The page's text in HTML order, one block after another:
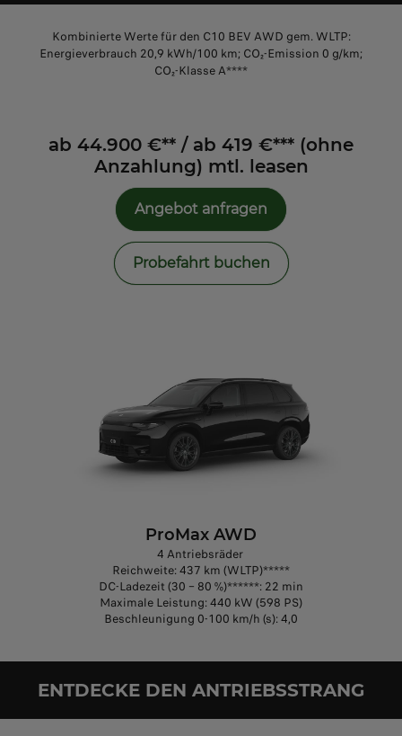
Kombinierte Werte für den C10 BEV AWD gem. WLTP:
Energieverbrauch 20,9 kWh/100 km; CO₂-Emission 0 g/km;
CO₂-Klasse A****
ab 44.900 €** / ab 419 €*** (ohne
Anzahlung) mtl. leasen
Angebot anfragen
Probefahrt buchen
ProMax AWD
4 Antriebsräder
Reichweite: 437 km (WLTP)*****
DC-Ladezeit (30 – 80 %)******: 22 min
Maximale Leistung: 440 kW (598 PS)
Beschleunigung 0-100 km/h (s): 4,0
ENTDECKE DEN ANTRIEBSSTRANG